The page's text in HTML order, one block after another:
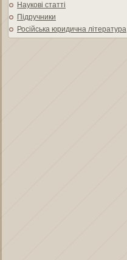
Наукові статті
Підручники
Російська юридична література